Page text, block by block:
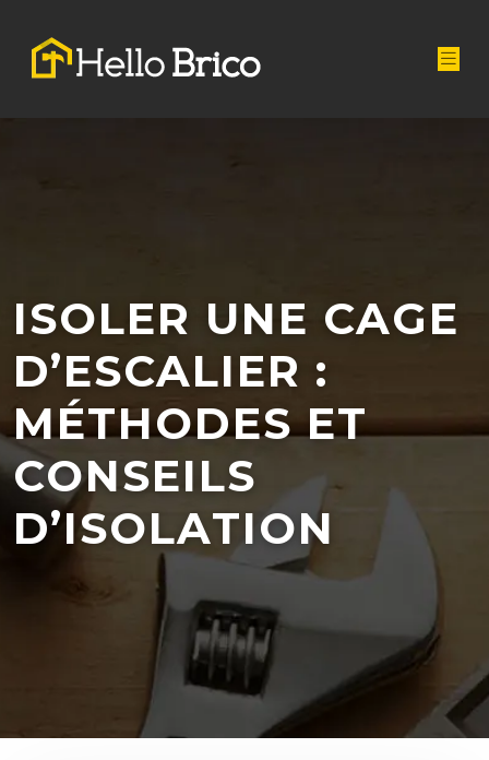
ISOLER UNE CAGE
D’ESCALIER :
MÉTHODES ET
CONSEILS
D’ISOLATION